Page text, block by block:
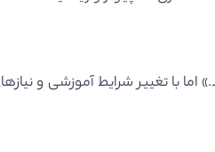
تغییر شرایط آموزشی و نیازهای